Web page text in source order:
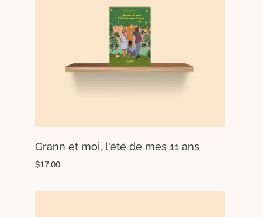
Grann et moi, l'été de mes 11 ans
$17.00